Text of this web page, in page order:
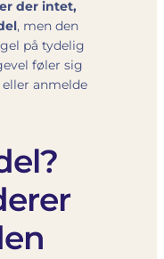
er der intet,
, men den
på tydelig
føler sig
anmelde